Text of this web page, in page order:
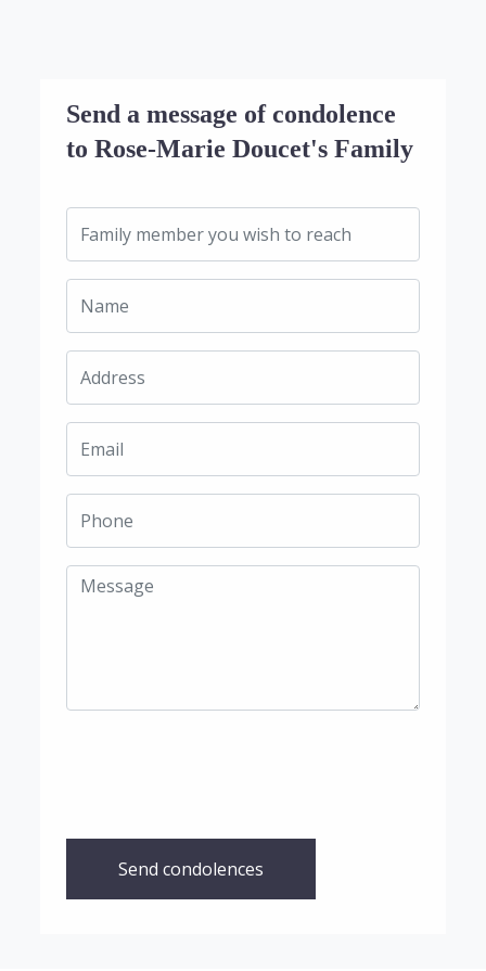
Send a message of condolence
to Rose-Marie Doucet's Family
Send condolences